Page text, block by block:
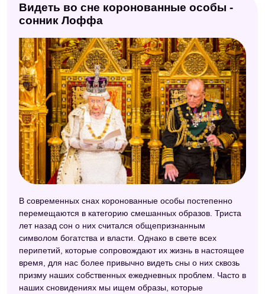
Видеть во сне коронованные особы -
сонник Лоффа
В современных снах коронованные особы постепенно
перемещаются в категорию смешанных образов. Триста
лет назад сон о них считался общепризнанным
символом богатства и власти. Однако в свете всех
перипетий, которые сопровождают их жизнь в настоящее
время, для нас более привычно видеть сны о них сквозь
призму наших собственных ежедневных проблем. Часто в
наших сновидениях мы ищем образы, которые